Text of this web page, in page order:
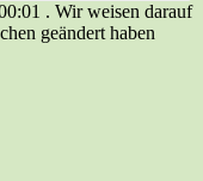
. Wir weisen darauf
geändert haben